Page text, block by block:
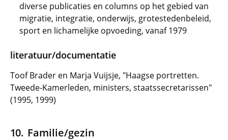
diverse publicaties en columns op het gebied van
migratie, integratie, onderwijs, grotestedenbeleid,
sport en lichamelijke opvoeding, vanaf 1979
literatuur/documentatie
Toof Brader en Marja Vuijsje, "Haagse portretten.
Tweede-Kamerleden, ministers, staatssecretarissen"
(1995, 1999)
Familie/gezin